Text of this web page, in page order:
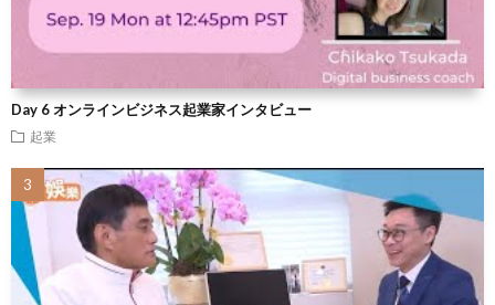
Day 6 オンラインビジネス起業家インタビュー
起業